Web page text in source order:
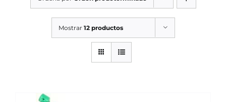
SERVICIOS TALLER
SERVICIOS TALLER
Mostrar 12 productos